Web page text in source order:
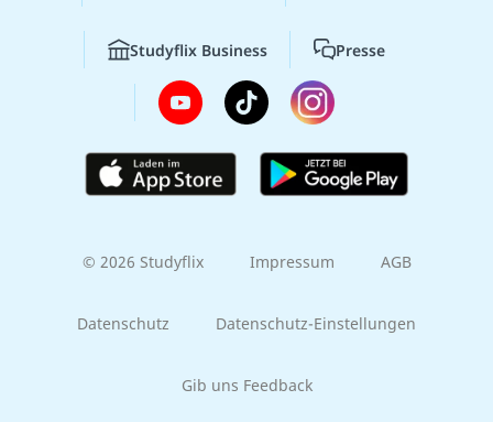
Studyflix Business Presse
© 2026 Studyflix Impressum AGB
Datenschutz Datenschutz-Einstellungen
Gib uns Feedback